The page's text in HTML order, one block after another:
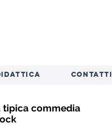
CONTATTI
tipica commedia